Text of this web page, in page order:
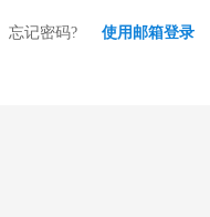
忘记密码? 使用邮箱登录